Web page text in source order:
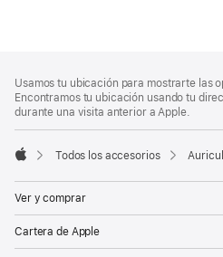
a
pie
de
página
al
pie
Usamos tu ubicación para mostrarte las
Encontramos tu ubicación usando tu
durante una visita anterior a Apple.
Todos los accesorios
Ver y comprar
Cartera de Apple